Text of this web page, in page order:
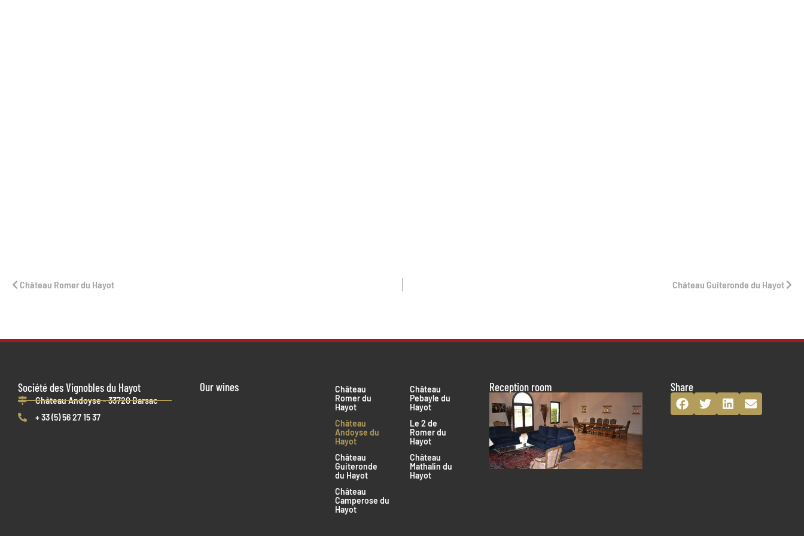
Château Romer du Hayot Château Guiteronde du Hayot
Société des Vignobles du Hayot
Château Andoyse - 33720 Barsac
+ 33 (5) 56 27 15 37
Our wines
Château
Romer du
Hayot
Château
Andoyse du
Hayot
Château
Guiteronde
du Hayot
Château
Camperose du
Hayot
Château
Pebayle du
Hayot
Le 2 de
Romer du
Hayot
Château
Mathalin du
Hayot
Reception room Share